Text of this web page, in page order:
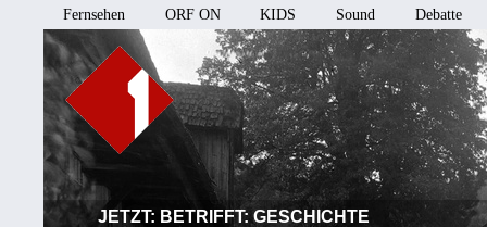
Fernsehen ORF ON KIDS Sound Debatte
JETZT: BETRIFFT: GESCHICHTE